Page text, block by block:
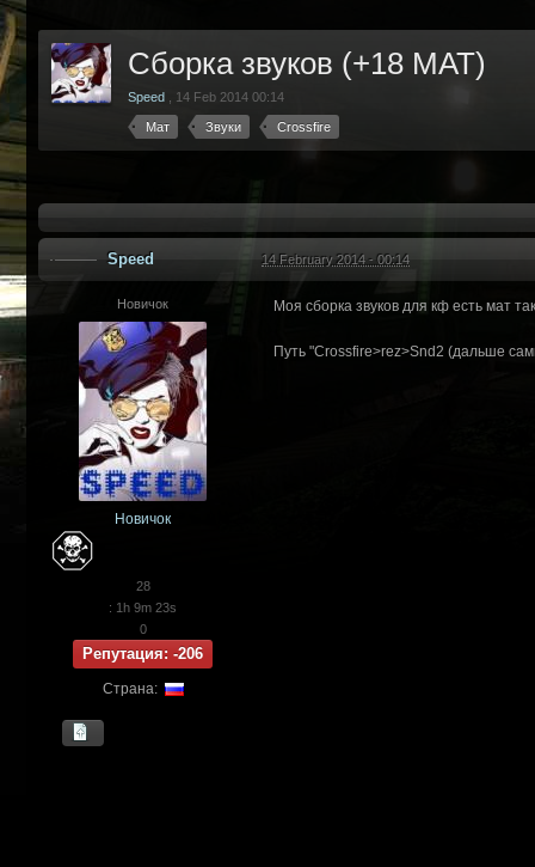
Сборка звуков (+18 МАТ)
Speed 14 Feb 2014 00:14
Мат Звуки Crossfire
Speed 14 February 2014 - 00:14
Новичок
Новичок
28
: 1h 9m 23s
0
Репутация: -206
Страна:
Моя сборка звуков для кф есть мат
Путь "Crossfire>rez>Snd2 (дальше